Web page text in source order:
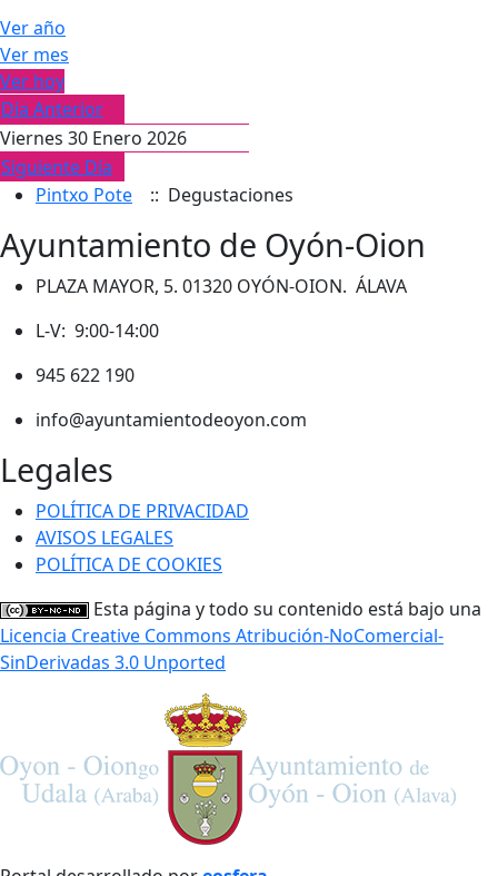
Ver año
Ver mes
Ver hoy
Día Anterior
Viernes 30 Enero 2026
Siguiente Día
Pintxo Pote
:: Degustaciones
Ayuntamiento de Oyón-Oion
PLAZA MAYOR, 5. 01320 OYÓN-OION. ÁLAVA
L-V: 9:00-14:00
945 622 190
info@ayuntamientodeoyon.com
Legales
POLÍTICA DE PRIVACIDAD
AVISOS LEGALES
POLÍTICA DE COOKIES
Esta página y todo su contenido está bajo una
Licencia Creative Commons Atribución-NoComercial-
SinDerivadas 3.0 Unported